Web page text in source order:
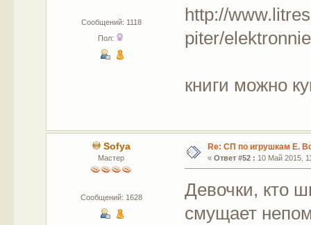
Сообщений: 1118
Пол:
http://
piter/
книги можно
Sofya
Мастер
Сообщений: 1628
Re: СП по игрушкам Е.
« Ответ #52 : 10 Май 2015,
Девочки, кто
смущает